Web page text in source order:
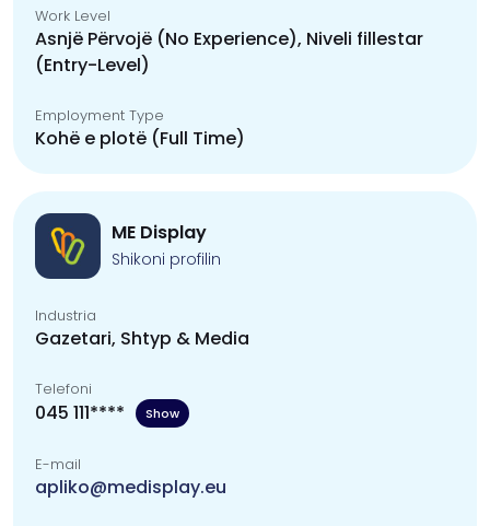
Work Level
Asnjë Përvojë (No Experience), Niveli fillestar
(Entry-Level)
Employment Type
Kohë e plotë (Full Time)
ME Display
Shikoni profilin
Industria
Gazetari, Shtyp & Media
Telefoni
045 111**** Show
E-mail
apliko@medisplay.eu